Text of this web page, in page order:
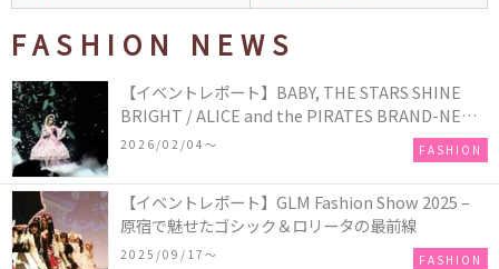
FASHION NEWS
【イベントレポート】BABY, THE STARS SHINE
BRIGHT / ALICE and the PIRATES BRAND-NEW
COLLECTION in TOKYO
2026/02/04〜 FASHION
【イベントレポート】GLM Fashion Show 2025 –
原宿で魅せたゴシック＆ロリータの最前線
2025/09/17〜 FASHION